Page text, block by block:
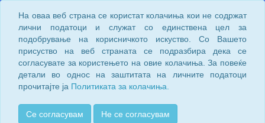
На оваа веб страна се користат колачиња кои не содржат
лични податоци и служат со единствена цел за
подобрување на корисничкото искуство. Со Вашето
присуство на веб страната се подразбира дека се
согласувате за користењето на овие колачиња. За повеќе
детали во однос на заштитата на личните податоци
прочитајте ја Политиката за колачиња.
Се согласувам Не се согласувам